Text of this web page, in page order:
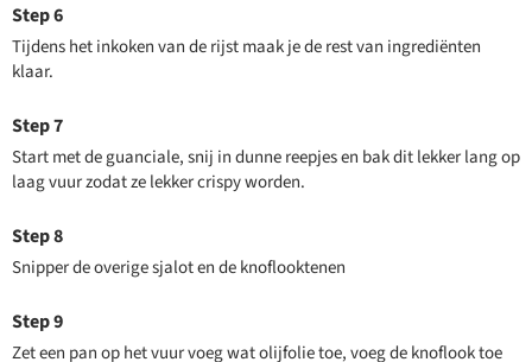
Tijdens het inkoken van de rijst maak je de rest van ingrediënten
klaar.
Start met de guanciale, snij in dunne reepjes en bak dit lekker lang op
laag vuur zodat ze lekker crispy worden.
Snipper de overige sjalot en de knoflooktenen
Zet een pan op het vuur voeg wat olijfolie toe, voeg de knoflook toe